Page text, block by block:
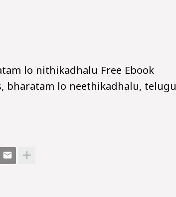
lo nithikadhalu Free Ebook
bharatam lo neethikadhalu, telugu